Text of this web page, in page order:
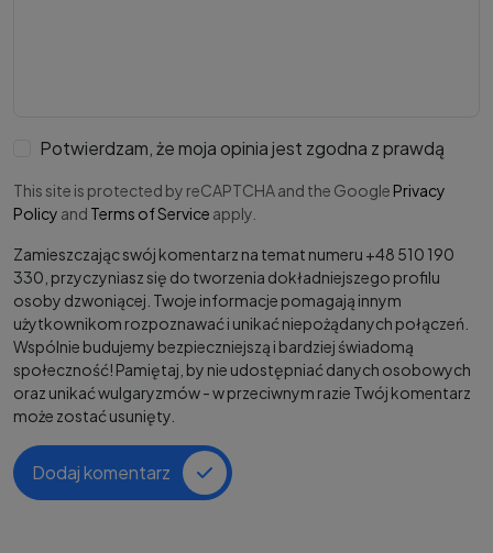
Potwierdzam, że moja opinia jest zgodna z prawdą
This site is protected by reCAPTCHA and the Google Privacy
Policy and Terms of Service apply.
Zamieszczając swój komentarz na temat numeru +48 510 190
330, przyczyniasz się do tworzenia dokładniejszego profilu
osoby dzwoniącej. Twoje informacje pomagają innym
użytkownikom rozpoznawać i unikać niepożądanych połączeń.
Wspólnie budujemy bezpieczniejszą i bardziej świadomą
społeczność! Pamiętaj, by nie udostępniać danych osobowych
oraz unikać wulgaryzmów - w przeciwnym razie Twój komentarz
może zostać usunięty.
Dodaj komentarz